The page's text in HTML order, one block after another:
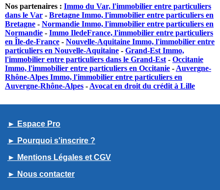
Nos partenaires : Immo du Var, l'immobilier entre particuliers
dans le Var - Bretagne Immo, l'immobilier entre particuliers en
Bretagne - Normandie Immo, l'immobilier entre particuliers en
Normandie - Immo IledeFrance, l'immobilier entre particuliers
en Île-de-France - Nouvelle-Aquitaine Immo, l'immobilier entre
particuliers en Nouvelle-Aquitaine - Grand-Est Immo,
l'immobilier entre particuliers dans le Grand-Est - Occitanie
Immo, l'immobilier entre particuliers en Occitanie - Auvergne-
Rhône-Alpes Immo, l'immobilier entre particuliers en
Auvergne-Rhône-Alpes - Avocat en droit du crédit à Lille
► Espace Pro
► Pourquoi s'inscrire ?
► Mentions Légales et CGV
► Nous contacter